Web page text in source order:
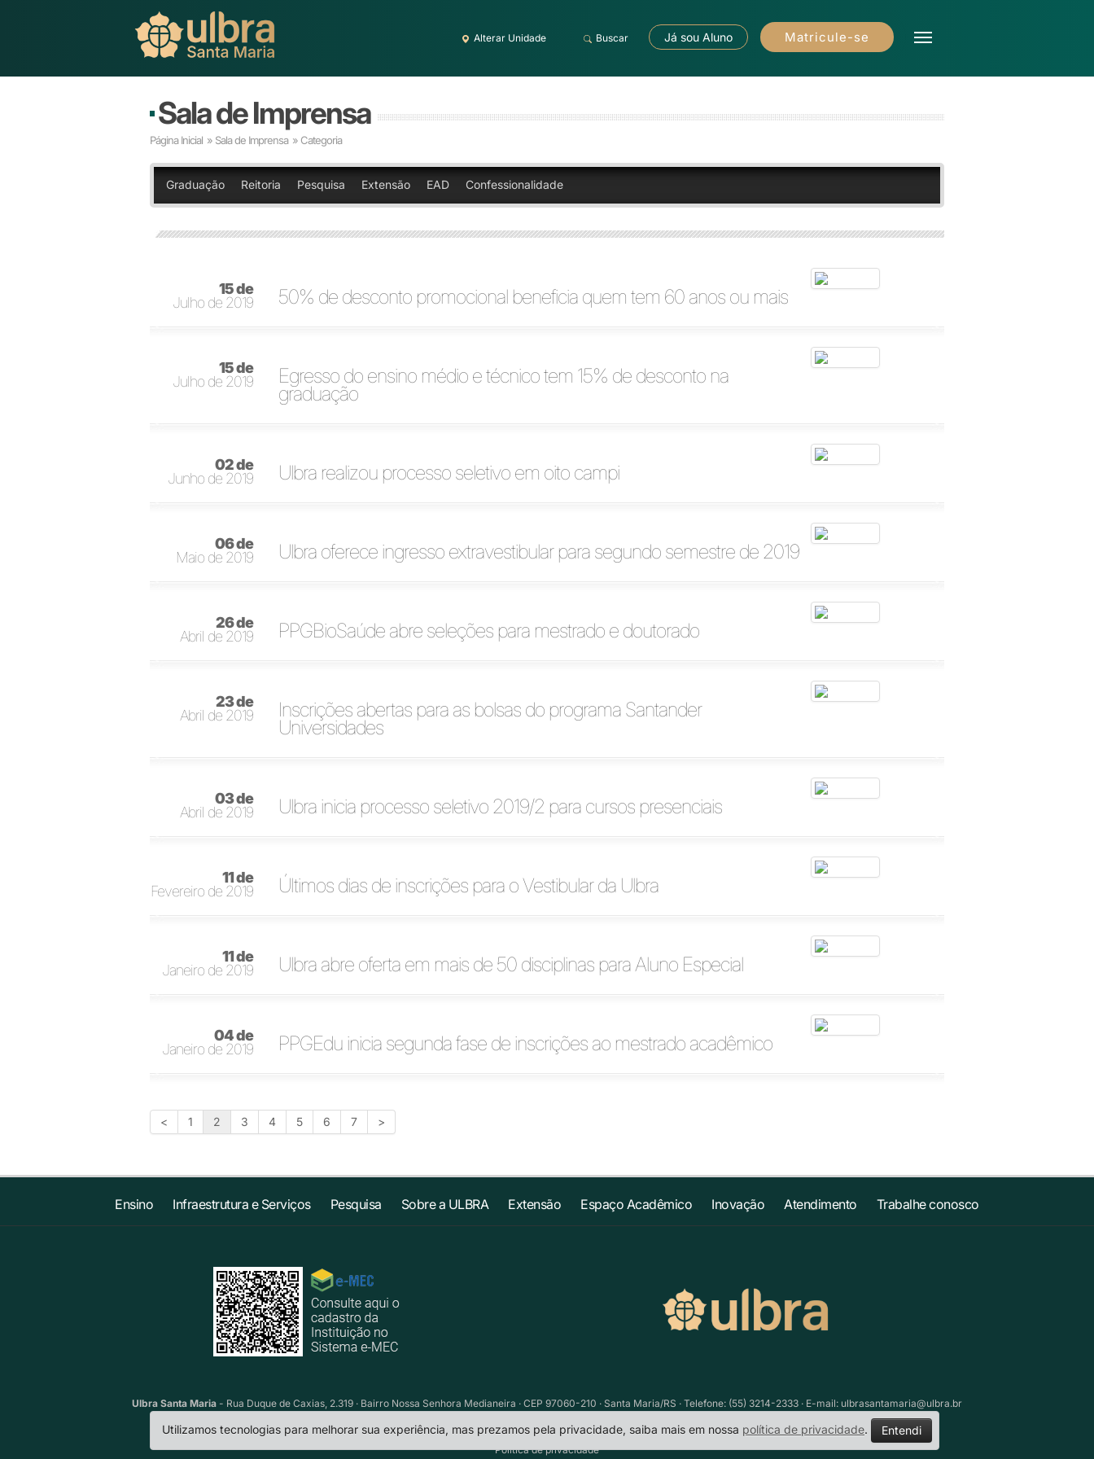
Alterar Unidade Buscar Já sou Aluno Matricule-se
Sala de Imprensa
Página Inicial » Sala de Imprensa » Categoria
Graduação Reitoria Pesquisa Extensão EAD Confessionalidade
15 de
Julho de 2019
50% de desconto promocional beneficia quem tem 60 anos ou mais
15 de
Julho de 2019
Egresso do ensino médio e técnico tem 15% de desconto na
graduação
02 de
Junho de 2019
Ulbra realizou processo seletivo em oito campi
06 de
Maio de 2019
Ulbra oferece ingresso extravestibular para segundo semestre de 2019
26 de
Abril de 2019
PPGBioSaúde abre seleções para mestrado e doutorado
23 de
Abril de 2019
Inscrições abertas para as bolsas do programa Santander
Universidades
03 de
Abril de 2019
Ulbra inicia processo seletivo 2019/2 para cursos presenciais
11 de
Fevereiro de 2019
Últimos dias de inscrições para o Vestibular da Ulbra
11 de
Janeiro de 2019
Ulbra abre oferta em mais de 50 disciplinas para Aluno Especial
04 de
Janeiro de 2019
PPGEdu inicia segunda fase de inscrições ao mestrado acadêmico
< 1 2 3 4 5 6 7 >
Ensino Infraestrutura e Serviços Pesquisa Sobre a ULBRA Extensão Espaço Acadêmico Inovação Atendimento Trabalhe conosco
Ulbra Santa Maria - Rua Duque de Caxias, 2.319 · Bairro Nossa Senhora Medianeira · CEP 97060-210 · Santa Maria/RS · Telefone: (55) 3214-2333 · E-mail: ulbrasantamaria@ulbra.br
Política de privacidade
Utilizamos tecnologias para melhorar sua experiência, mas prezamos pela privacidade, saiba mais em nossa política de privacidade. Entendi